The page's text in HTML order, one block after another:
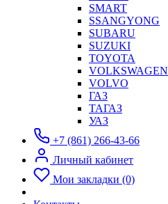
SMART
SSANGYONG
SUBARU
SUZUKI
TOYOTA
VOLKSWAGEN
VOLVO
ГАЗ
ТАГАЗ
УАЗ
+7 (861) 266-43-66
Личный кабинет
Мои закладки (0)